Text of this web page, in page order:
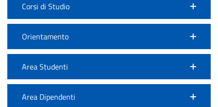
Corsi di Studio
Orientamento
Area Studenti
Area Dipendenti